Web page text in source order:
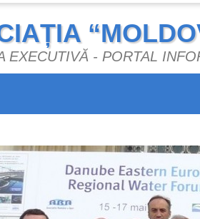
EXECUTIVĂ - PORTAL